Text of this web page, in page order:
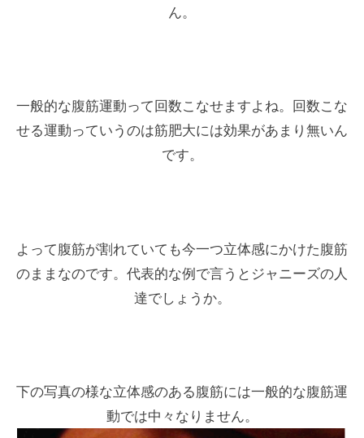
ん。
一般的な腹筋運動って回数こなせますよね。回数こな
せる運動っていうのは筋肥大には効果があまり無いん
です。
よって腹筋が割れていても今一つ立体感にかけた腹筋
のままなのです。代表的な例で言うとジャニーズの人
達でしょうか。
下の写真の様な立体感のある腹筋には一般的な腹筋運
動では中々なりません。